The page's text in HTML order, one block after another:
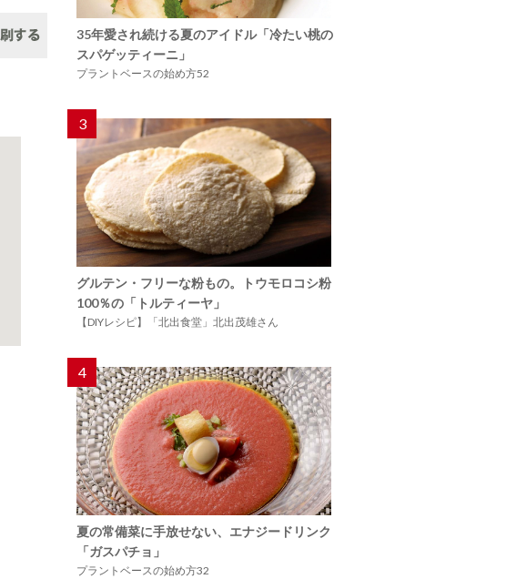
35年愛され続ける夏のアイドル「冷たい桃の
スパゲッティーニ」
プラントベースの始め方52
3
グルテン・フリーな粉もの。トウモロコシ粉
100％の「トルティーヤ」
【DIYレシピ】「北出食堂」北出茂雄さん
4
夏の常備菜に手放せない、エナジードリンク
「ガスパチョ」
プラントベースの始め方32